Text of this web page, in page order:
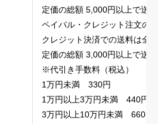
定価の総額 5,000円以上で送
ペイパル・クレジット注文の
クレジット決済での送料は全
定価の総額 3,000円以上で送
※代引き手数料（税込）
1万円未満 330円
1万円以上3万円未満 440円
3万円以上10万円未満 660円